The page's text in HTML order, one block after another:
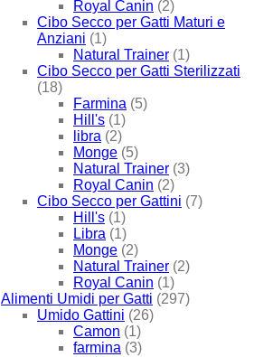
Royal Canin (2)
Cibo Secco per Gatti Maturi e
Anziani (1)
Natural Trainer (1)
Cibo Secco per Gatti Sterilizzati
(18)
Farmina (5)
Hill's (1)
libra (2)
Monge (5)
Natural Trainer (3)
Royal Canin (2)
Cibo Secco per Gattini (7)
Hill's (1)
Libra (1)
Monge (2)
Natural Trainer (2)
Royal Canin (1)
Alimenti Umidi per Gatti (297)
Umido Gattini (26)
Camon (1)
farmina (3)